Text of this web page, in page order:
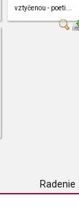
vztyčenou - poeti...
Radenie